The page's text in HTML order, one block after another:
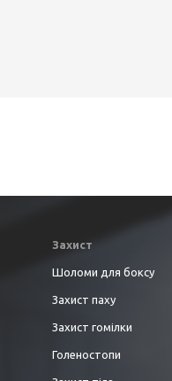
Захист
Шоломи для боксу
Захист паху
Захист гомілки
Голеностопи